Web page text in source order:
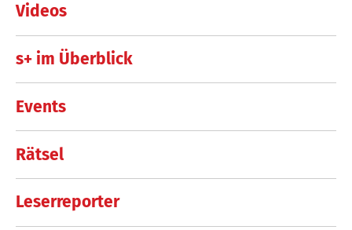
Videos
s+ im Überblick
Events
Rätsel
Leserreporter